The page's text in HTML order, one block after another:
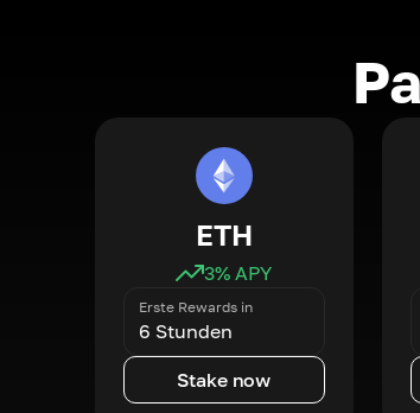
ETH
3% APY
Erste Rewards in
6 Stunden
Stake now